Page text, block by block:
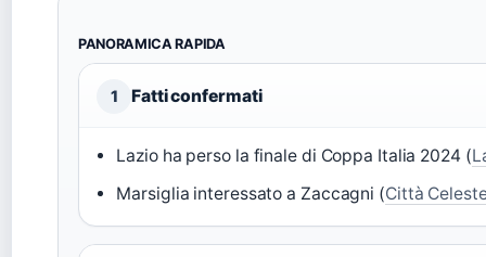
PANORAMICA RAPIDA
1 Fatti confermati
Lazio ha perso la finale di Coppa Italia 2024 (
Marsiglia interessato a Zaccagni (Città